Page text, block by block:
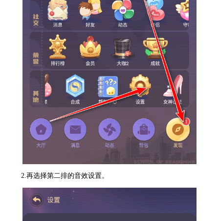
2.再选择第二排的音效设置。